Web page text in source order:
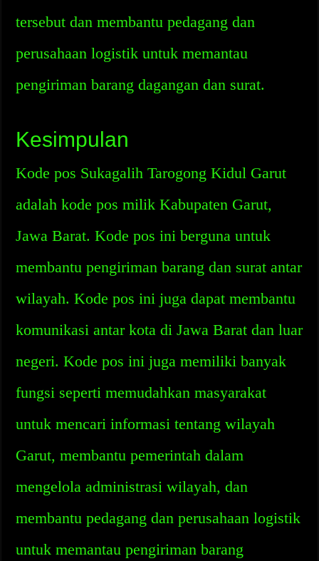
tersebut dan membantu pedagang dan
perusahaan logistik untuk memantau
pengiriman barang dagangan dan surat.
Kesimpulan
Kode pos Sukagalih Tarogong Kidul Garut
adalah kode pos milik Kabupaten Garut,
Jawa Barat. Kode pos ini berguna untuk
membantu pengiriman barang dan surat antar
wilayah. Kode pos ini juga dapat membantu
komunikasi antar kota di Jawa Barat dan luar
negeri. Kode pos ini juga memiliki banyak
fungsi seperti memudahkan masyarakat
untuk mencari informasi tentang wilayah
Garut, membantu pemerintah dalam
mengelola administrasi wilayah, dan
membantu pedagang dan perusahaan logistik
untuk memantau pengiriman barang